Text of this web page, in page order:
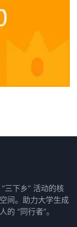
三下乡” 活动的核
间。助力大学生成
“同行者”。